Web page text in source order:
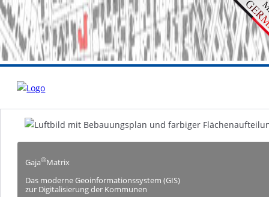
Gaja®Matrix
Das moderne Geoinformationssystem (GIS)
zur Digitalisierung der Kommunen